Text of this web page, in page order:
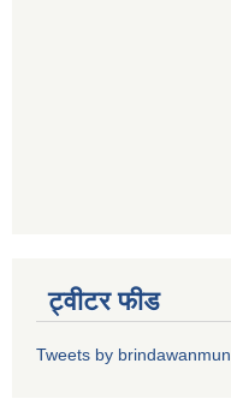
ट्वीटर फीड
Tweets by brindawanmun